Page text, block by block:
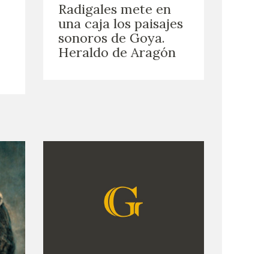
Radigales mete en
una caja los paisajes
sonoros de Goya.
Heraldo de Aragón